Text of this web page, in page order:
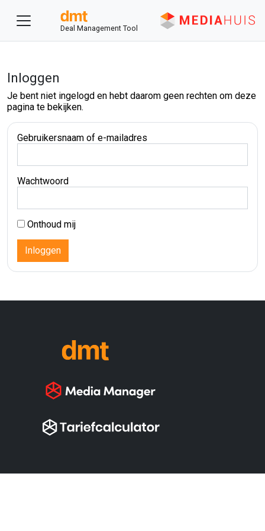
Deal Management Tool
Inloggen
Je bent niet ingelogd en hebt daarom geen rechten om deze
pagina te bekijken.
Gebruikersnaam of e-mailadres
Wachtwoord
Onthoud mij